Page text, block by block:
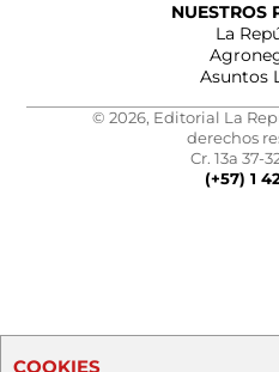
NUESTROS
La
Asuntos
© 2026, Editorial La
derechos
Cr. 13a 37-
(+57) 1
COOKIES